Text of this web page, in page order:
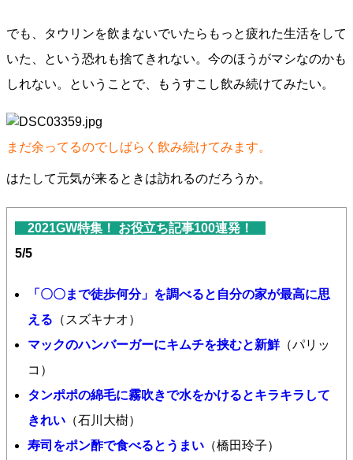
でも、タウリンを飲まないでいたらもっと疲れた生活をして
いた、という恐れも捨てきれない。今のほうがマシなのかも
しれない。ということで、もうすこし飲み続けてみたい。
まだ余ってるのでしばらく飲み続けてみます。
はたして元気が来るときは訪れるのだろうか。
2021GW特集！ お役立ち記事100連発！
5/5
「〇〇まで徒歩何分」を調べると自分の家が最高に思
える （スズキナオ）
マックのハンバーガーにキムチを挟むと新鮮（パリッ
コ）
タンポポの綿毛に霧吹きで水をかけるとキラキラして
きれい （石川大樹）
寿司をポン酢で食べるとうまい （橋田玲子）